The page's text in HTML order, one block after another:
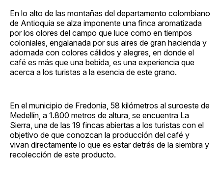
En lo alto de las montañas del departamento colombiano
de Antioquia se alza imponente una finca aromatizada
por los olores del campo que luce como en tiempos
coloniales, engalanada por sus aires de gran hacienda y
adornada con colores cálidos y alegres, en donde el
café es más que una bebida, es una experiencia que
acerca a los turistas a la esencia de este grano.
En el municipio de Fredonia, 58 kilómetros al suroeste de
Medellín, a 1.800 metros de altura, se encuentra La
Sierra, una de las 19 fincas abiertas a los turistas con el
objetivo de que conozcan la producción del café y
vivan directamente lo que es estar detrás de la siembra y
recolección de este producto.